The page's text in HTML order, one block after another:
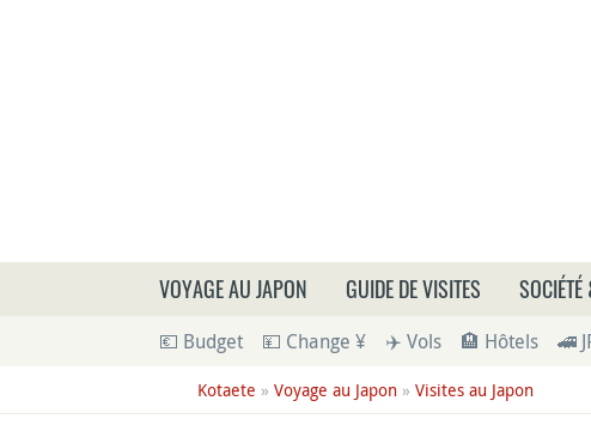
Que
VOYAGE AU JAPON GUIDE DE VISITES
💶 Budget 💴 Change ¥ ✈️ Vols 🏨 Hôtels 🚄
Kotaete » Voyage au Japon» Visites au Japon